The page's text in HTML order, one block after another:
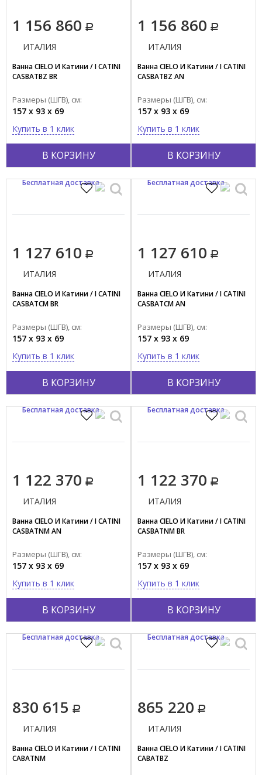
1 156 860
В КОРЗИНУ
ИТАЛИЯ
Ванна CIELO И Катини / I CATINI
CASBATBZ BR
Размеры (ШГВ), см:
157 x 93 x 69
Купить в 1 клик
1 156 860
В КОРЗИНУ
ИТАЛИЯ
Ванна CIELO И Катини / I CATINI
CASBATBZ AN
Размеры (ШГВ), см:
157 x 93 x 69
Купить в 1 клик
1 127 610
В КОРЗИНУ
ИТАЛИЯ
Ванна CIELO И Катини / I CATINI
CASBATCM BR
Размеры (ШГВ), см:
157 x 93 x 69
Купить в 1 клик
Бесплатная доставка
1 127 610
В КОРЗИНУ
ИТАЛИЯ
Ванна CIELO И Катини / I CATINI
CASBATCM AN
Размеры (ШГВ), см:
157 x 93 x 69
Купить в 1 клик
Бесплатная доставка
1 122 370
В КОРЗИНУ
ИТАЛИЯ
Ванна CIELO И Катини / I CATINI
CASBATNM AN
Размеры (ШГВ), см:
157 x 93 x 69
Купить в 1 клик
Бесплатная доставка
1 122 370
В КОРЗИНУ
ИТАЛИЯ
Ванна CIELO И Катини / I CATINI
CASBATNM BR
Размеры (ШГВ), см:
157 x 93 x 69
Купить в 1 клик
Бесплатная доставка
830 615
ИТАЛИЯ
Ванна CIELO И Катини / I CATINI
CABATNM
Бесплатная доставка
865 220
ИТАЛИЯ
Ванна CIELO И Катини / I CATINI
CABATBZ
Бесплатная доставка